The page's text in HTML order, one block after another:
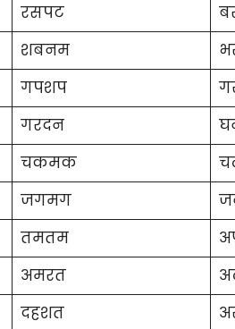
रसपट
शबनम
गपशप
गरदन
चकमक
जगमग
तमतम
अमरत
दहशत